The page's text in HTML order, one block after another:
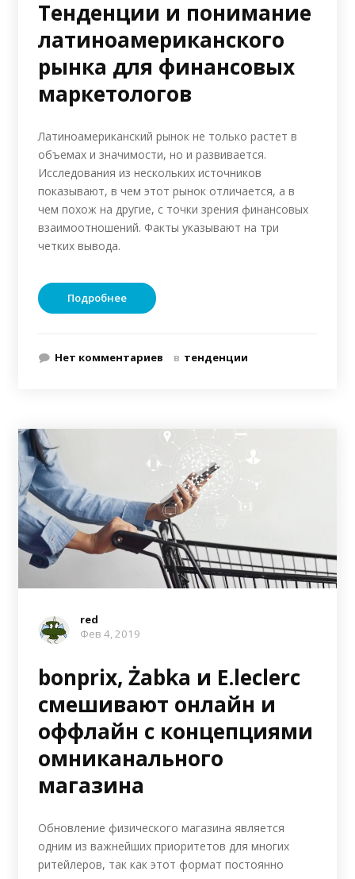
Тенденции и понимание
латиноамериканского
рынка для финансовых
маркетологов
Латиноамериканский рынок не только растет в
объемах и значимости, но и развивается.
Исследования из нескольких источников
показывают, в чем этот рынок отличается, а в
чем похож на другие, с точки зрения финансовых
взаимоотношений. Факты указывают на три
четких вывода.
Подробнее
Нет комментариев в тенденции
red
Фев 4, 2019
bonprix, Żabka и E.leclerc
смешивают онлайн и
оффлайн с концепциями
омниканального
магазина
Обновление физического магазина является
одним из важнейших приоритетов для многих
ритейлеров, так как этот формат постоянно